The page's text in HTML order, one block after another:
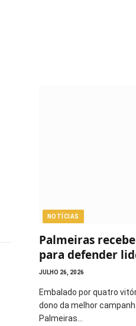
NOTÍCIAS
Palmeiras
para defender
do Brasileirão
JULHO 26, 2026
Embalado por quatro
dono da melhor
Palmeiras…